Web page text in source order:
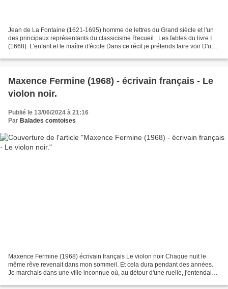
Jean de La Fontaine (1621-1695) homme de lettres du Grand siècle et l'un
des principaux représentants du classicisme Recueil : Les fables du livre I
(1668). L'enfant et le maître d'école Dans ce récit je prétends faire voir D'un
Maxence Fermine (1968) - écrivain français - Le
violon noir.
Publié le 13/06/2024 à 21:16
Par Balades comtoises
Maxence Fermine (1968) écrivain français Le violon noir Chaque nuit le
même rêve revenait dans mon sommeil. Et cela dura pendant des années.
Je marchais dans une ville inconnue où, au détour d'une ruelle, j'entendais